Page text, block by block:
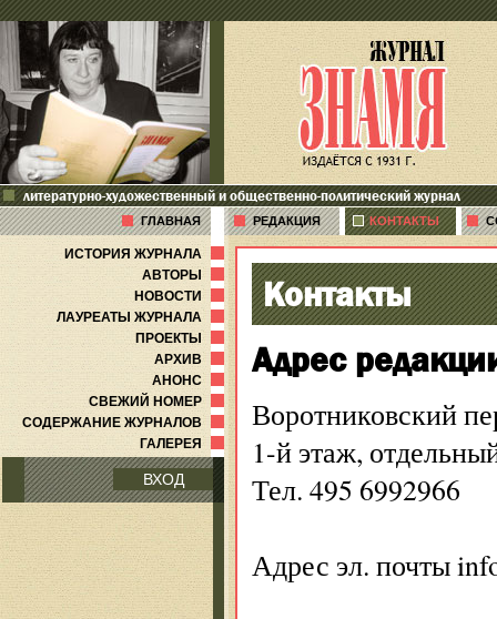
литературно-художественный и общественно-политический журнал
ГЛАВНАЯ РЕДАКЦИЯ КОНТАКТЫ
ИСТОРИЯ ЖУРНАЛА
АВТОРЫ
НОВОСТИ
ЛАУРЕАТЫ ЖУРНАЛА
ПРОЕКТЫ
АРХИВ
АНОНС
СВЕЖИЙ НОМЕР
СОДЕРЖАНИЕ ЖУРНАЛОВ
ГАЛЕРЕЯ
ВХОД
Контакты
Адрес
Воротниковский
1-й этаж,
Тел. 495 6992966
Адрес эл. почты